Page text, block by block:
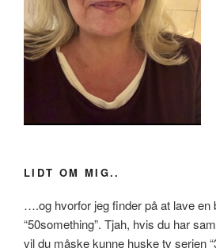
LIDT OM MIG..
….og hvorfor jeg finder på at lave en
“50something”. Tjah, hvis du har
vil du måske kunne huske tv serien